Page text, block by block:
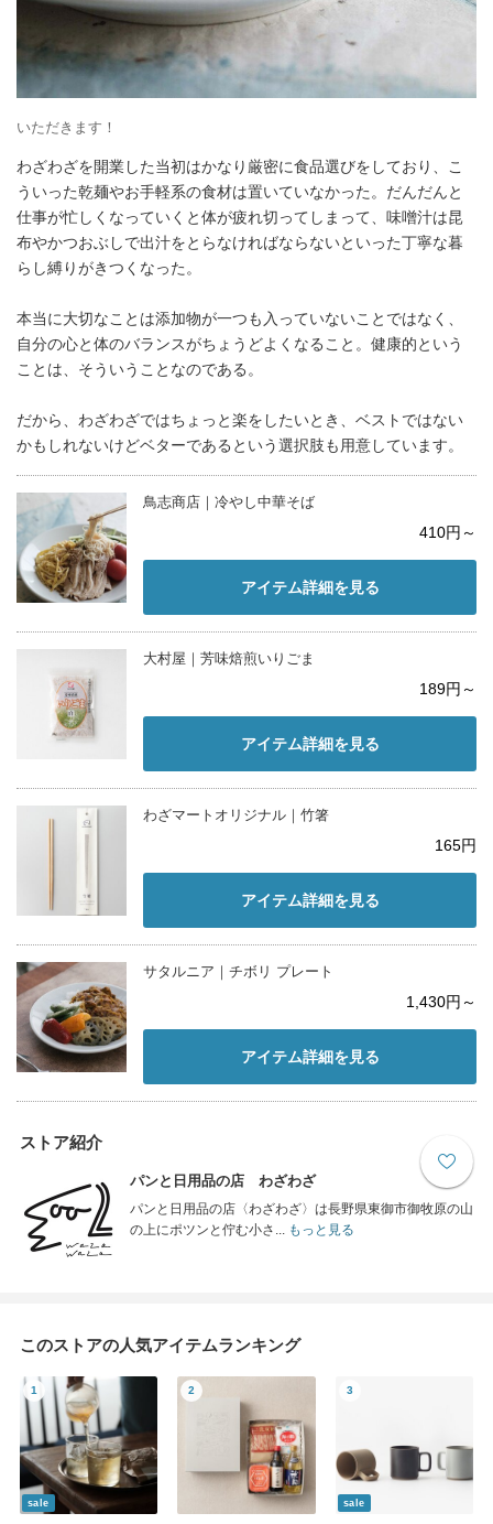
いただきます！
わざわざを開業した当初はかなり厳密に食品選びをしており、こ
ういった乾麺やお手軽系の食材は置いていなかった。だんだんと
仕事が忙しくなっていくと体が疲れ切ってしまって、味噌汁は昆
布やかつおぶしで出汁をとらなければならないといった丁寧な暮
らし縛りがきつくなった。
本当に大切なことは添加物が一つも入っていないことではなく、
自分の心と体のバランスがちょうどよくなること。健康的という
ことは、そういうことなのである。
だから、わざわざではちょっと楽をしたいとき、ベストではない
かもしれないけどベターであるという選択肢も用意しています。
鳥志商店｜冷やし中華そば
410円～
アイテム詳細を見る
大村屋｜芳味焙煎いりごま
189円～
アイテム詳細を見る
わざマートオリジナル｜竹箸
165円
アイテム詳細を見る
サタルニア｜チボリ プレート
1,430円～
アイテム詳細を見る
ストア紹介
パンと日用品の店 わざわざ
パンと日用品の店〈わざわざ〉は長野県東御市御牧原の山
の上にポツンと佇む小さ...もっと見る
このストアの人気アイテムランキング
sale sale